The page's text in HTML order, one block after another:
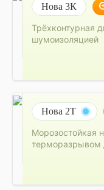
Нова 3К
Трёхконтурная
шумоизоляцией
Нова 2Т
Морозостойкая
терморазрывом